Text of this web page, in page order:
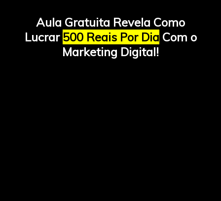
Aula Gratuita Revela Como
Lucrar 500 Reais Por Dia Com o
Marketing Digital!